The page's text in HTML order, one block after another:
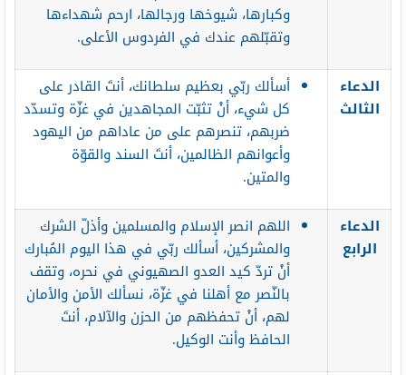
وكبارها، شيوخها ورجالها، ارحم شهداءها
وتقبّلهم عندك في الفردوس الأعلى.
الدعاء
الثالث
أسألك ربّي بعظيم سلطانك، أنتَ القادر على
كل شيء، أنْ تثبّت المجاهدين في غزّة وتسدّد
ضربهم، تنصرهم على من عاداهم من اليهود
وأعوانهم الظالمين، أنتَ السند والقوّة
والمتين.
الدعاء
الرابع
اللهم انصر الإسلام والمسلمين وأذلّ الشرك
والمشركين، أسألك ربّي في هذا اليوم المُبارك
أنْ تردّ كيد العدو الصهيوني في نحره، وتقف
بالنّصر مع أهلنا في غزّة، نسألك الأمن والأمان
لهم، أنْ تحفظهم من الحزن والآلام، أنتَ
الحافظ وأنت الوكيل.